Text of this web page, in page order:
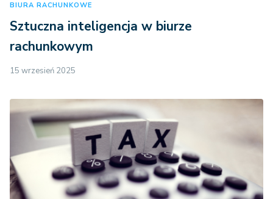
BIURA RACHUNKOWE
Sztuczna inteligencja w biurze
rachunkowym
15 wrzesień 2025